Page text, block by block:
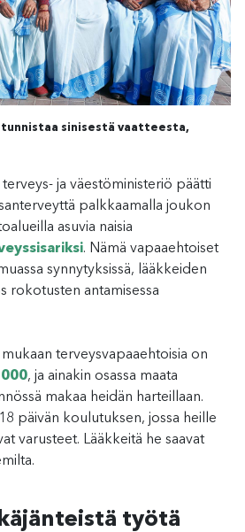
sinisestä vaatteesta,
ja väestöministeriö päätti
palkkaamalla joukon
asuvia naisia
. Nämä vapaaehtoiset
synnytyksissä, lääkkeiden
rokotusten antamisessa
terveysvapaaehtoisia on
, ja ainakin osassa maata
makaa heidän harteillaan.
18 päivän koulutuksen, jossa heille
varusteet. Lääkkeitä he saavat
työtä